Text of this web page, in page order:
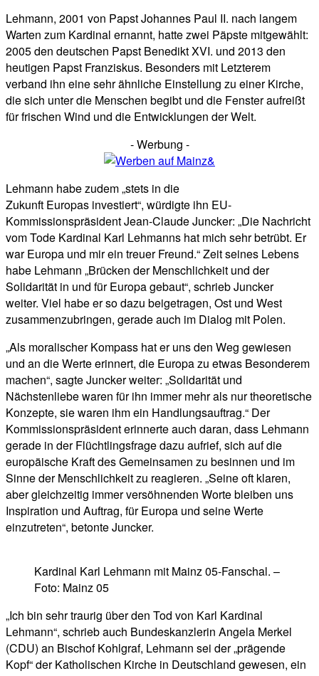
Lehmann, 2001 von Papst Johannes Paul II. nach langem
Warten zum Kardinal ernannt, hatte zwei Päpste mitgewählt:
2005 den deutschen Papst Benedikt XVI. und 2013 den
heutigen Papst Franziskus. Besonders mit Letzterem
verband ihn eine sehr ähnliche Einstellung zu einer Kirche,
die sich unter die Menschen begibt und die Fenster aufreißt
für frischen Wind und die Entwicklungen der Welt.
- Werbung -
Lehmann habe zudem „stets in die
Zukunft Europas investiert“, würdigte ihn EU-
Kommissionspräsident Jean-Claude Juncker: „Die Nachricht
vom Tode Kardinal Karl Lehmanns hat mich sehr betrübt. Er
war Europa und mir ein treuer Freund.“ Zeit seines Lebens
habe Lehmann „Brücken der Menschlichkeit und der
Solidarität in und für Europa gebaut“, schrieb Juncker
weiter. Viel habe er so dazu beigetragen, Ost und West
zusammenzubringen, gerade auch im Dialog mit Polen.
„Als moralischer Kompass hat er uns den Weg gewiesen
und an die Werte erinnert, die Europa zu etwas Besonderem
machen“, sagte Juncker weiter: „Solidarität und
Nächstenliebe waren für ihn immer mehr als nur theoretische
Konzepte, sie waren ihm ein Handlungsauftrag.“ Der
Kommissionspräsident erinnerte auch daran, dass Lehmann
gerade in der Flüchtlingsfrage dazu aufrief, sich auf die
europäische Kraft des Gemeinsamen zu besinnen und im
Sinne der Menschlichkeit zu reagieren. „Seine oft klaren,
aber gleichzeitig immer versöhnenden Worte bleiben uns
Inspiration und Auftrag, für Europa und seine Werte
einzutreten“, betonte Juncker.
Kardinal Karl Lehmann mit Mainz 05-Fanschal. –
Foto: Mainz 05
„Ich bin sehr traurig über den Tod von Karl Kardinal
Lehmann“, schrieb auch Bundeskanzlerin Angela Merkel
(CDU) an Bischof Kohlgraf, Lehmann sei der „prägende
Kopf“ der Katholischen Kirche in Deutschland gewesen, ein